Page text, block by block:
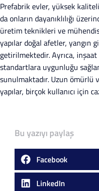
Prefabrik evler, yüksek
da onların dayanıklılığı
üretim teknikleri ve
yapılar doğal afetler, yangın
getirilmektedir. Ayrıca,
standartlara uygunluğu
sunulmaktadır. Uzun ömürlü
yapılar, birçok kullanıcı için
Bu yazıyı paylaş
Facebook
LinkedIn